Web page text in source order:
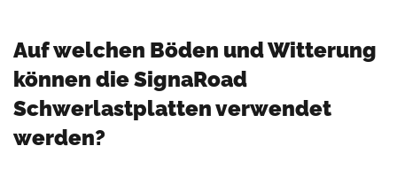
Auf welchen Böden und Witterung
können die SignaRoad
Schwerlastplatten verwendet
werden?